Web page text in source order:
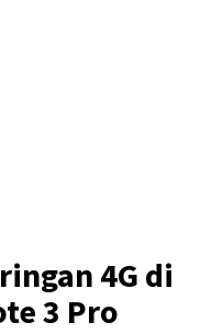
4G di
3 Pro